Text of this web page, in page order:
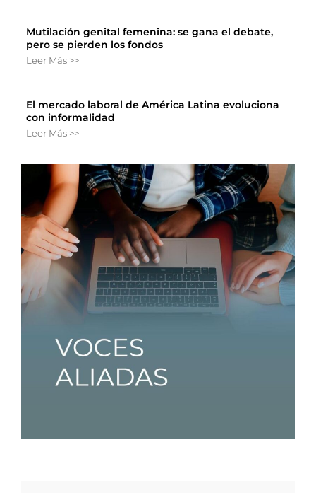
Mutilación genital femenina: se gana el debate,
pero se pierden los fondos
Leer Más >>
El mercado laboral de América Latina evoluciona
con informalidad
Leer Más >>